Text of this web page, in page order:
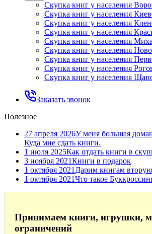
Скупка книг у населения
Скупка книг у населения
Скупка книг у населения
Скупка книг у населения
Скупка книг у населения
Скупка книг у населения
Скупка книг у населения
Скупка книг у населения
Скупка книг у населения
Заказать звонок
Полезное
27 апреля 2026У меня большая
Куда мне сдать книги.
1 июля 2025Как отдать книги в
3 ноября 2021Книги в подарок
1 октября 2021 Дарим книгам
1 октября 2021Что такое
Принимаем книги, игрушки,
ограничений